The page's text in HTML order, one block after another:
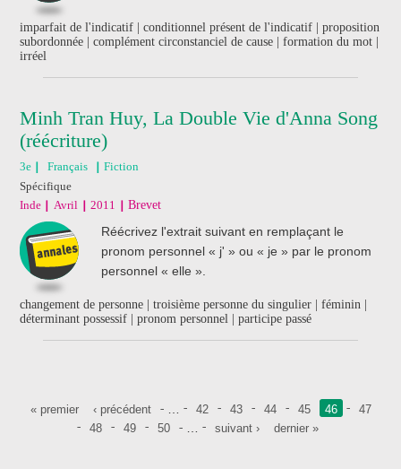
imparfait de l'indicatif | conditionnel présent de l'indicatif | proposition
subordonnée | complément circonstanciel de cause | formation du mot |
irréel
Minh Tran Huy, La Double Vie d'Anna Song
(réécriture)
3e Français
Fiction
Spécifique
Inde
Avril 2011 Brevet
Réécrivez l'extrait suivant en remplaçant le
pronom personnel « j' » ou « je » par le pronom
personnel « elle ».
changement de personne | troisième personne du singulier | féminin |
déterminant possessif | pronom personnel | participe passé
Pages
« premier ‹ précédent 42 43 44 45 46
47
48
49 50 suivant › dernier »